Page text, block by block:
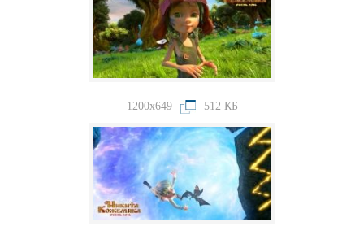
1200x649 512 КБ